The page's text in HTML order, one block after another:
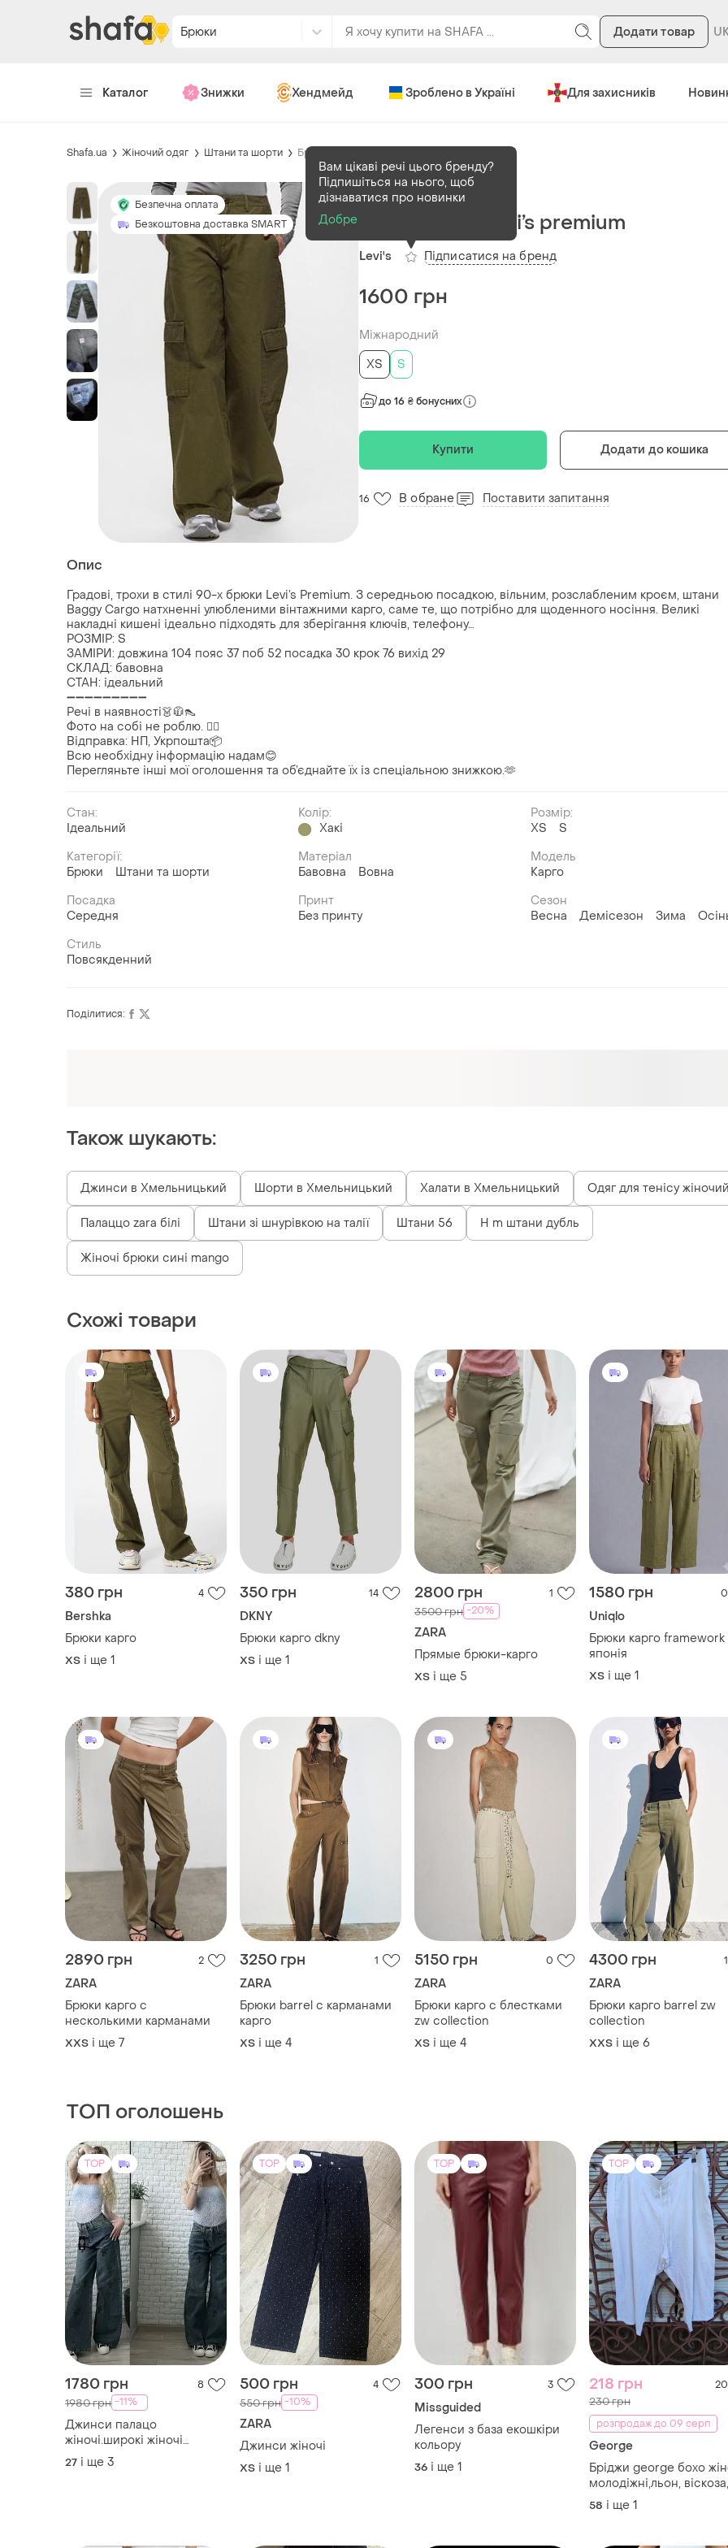
Брюки Додати товар
Каталог Знижки Хендмейд Зроблено в Україні Для захисників
Shafa.ua Жіночий одяг Штани та шорти Брюки
Безпечна оплата
Безкоштовна доставка SMART
В наявності1 шт
Брюки карго levi’s premium
Levi's
Вам цікаві речі цього бренду?
Підпишіться на нього, щоб
дізнаватися про новинки
Добре
Підписатися на бренд
1600 грн
Міжнародний
ХS
S
до 16 ₴ бонусних
Купити Додати до кошика
16 В обране Поставити запитання
Опис
Градові, трохи в стилі 90-х брюки Levi’s Premium. З середньою посадкою, вільним, розслабленим кроєм, штани
Baggy Cargo натхненні улюбленими вінтажними карго, саме те, що потрібно для щоденного носіння. Великі
накладні кишені ідеально підходять для зберігання ключів, телефону…
РОЗМІР: S
ЗАМІРИ: довжина 104 пояс 37 поб 52 посадка 30 крок 76 вихід 29
СКЛАД: бавовна
СТАН: ідеальний
➖➖➖➖➖➖➖➖➖
Речі в наявності👗🧥👠
Фото на собі не роблю. 🙅‍♀️
Відправка: НП, Укрпошта📦
Всю необхідну інформацію надам😊
Перегляньте інші мої оголошення та об’єднайте їх із спеціальною знижкою.🫶
Стан:
Ідеальний
Колір:
Хакі
Розмір:
ХS
S
Категорії:
Брюки
Штани та шорти
Матеріал
Бавовна
Вовна
Модель
Карго
Посадка
Середня
Принт
Без принту
Сезон
Весна
Демісезон Зима
Стиль
Повсякденний
Поділитися:
Також шукають:
Джинси в Хмельницький Шорти в Хмельницький Халати в Хмельницький Одяг для тенісу жіночий
Палаццо zara білі Штани зі шнурівкою на талії Штани 56 H m штани дубль
Жіночі брюки сині mango
Схожі товари
380 грн 4
Bershka
Брюки карго
ХS і ще 1
350 грн 14
DKNY
Брюки карго dkny
ХS і ще 1
2800 грн 1
3500 грн -20%
ZARA
Прямые брюки-карго
ХS і ще 5
1580 грн 0
Uniqlo
Брюки карго framework
японія
ХS і ще 1
2890 грн 2
ZARA
Брюки карго с
несколькими карманами
XХS і ще 7
3250 грн 1
ZARA
Брюки barrel с карманами
карго
ХS і ще 4
5150 грн 0
ZARA
Брюки карго с блестками
zw collection
ХS і ще 4
4300 грн 1
ZARA
Брюки карго barrel zw
collection
XХS і ще 6
ТОП оголошень
TOP
1780 грн 8
1980 грн -11%
Джинси палацо
жіночі.широкі жіночі
джинси/джинсы палаццо
женские.широкие джинсы
27 і ще 3
TOP
500 грн 4
550 грн -10%
ZARA
Джинси жіночі
XS і ще 1
TOP
300 грн 3
Missguided
Легенси з база екошкiри
кольору
36 і ще 1
TOP
218 грн 20
230 грн
розпродаж до 09 серп
George
Бріджи george бохо
молодіжні,льон, віскоза,
великий розмір, літо.
58 і ще 1